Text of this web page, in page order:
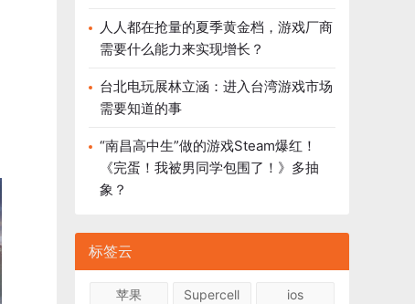
人人都在抢量的夏季黄金档，游戏厂商
需要什么能力来实现增长？
台北电玩展林立涵：进入台湾游戏市场
需要知道的事
“南昌高中生”做的游戏Steam爆红！
《完蛋！我被男同学包围了！》多抽
象？
标签云
苹果 Supercell
ios